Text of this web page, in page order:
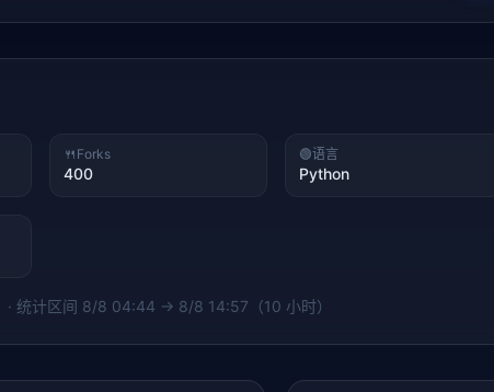
🍴 Forks
400
🟢语言
Python
· 统计区间 8/8 04:44 → 8/8 14:57（10 小时）